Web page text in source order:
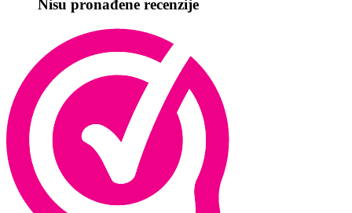
Nisu pronađene recenzije